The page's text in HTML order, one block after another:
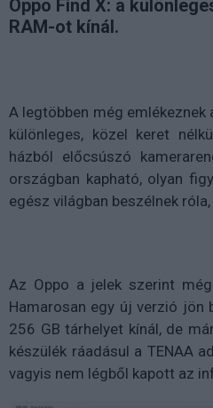
Oppo Find X: a
RAM-ot kínál.
A legtöbben még emlékeznek
különleges, közel keret
házból előcsúszó
országban kapható, olyan
egész világban beszélnek róla,
Az Oppo a jelek szerint
Hamarosan egy új verzió jön
256 GB tárhelyet kínál, de
készülék ráadásul a TENAA
vagyis nem légből kapott az